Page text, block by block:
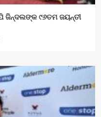
ଜିନ୍ଦଲଙ୍କ ୯୬ତମ ଜୟନ୍ତୀ